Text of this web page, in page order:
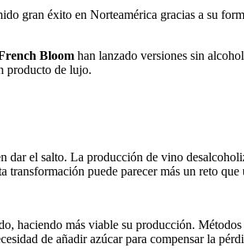
gran éxito en Norteamérica gracias a su
Bloom han lanzado versiones sin
producto de lujo.
dar el salto. La producción de vino
transformación puede parecer más un reto
haciendo más viable su producción.
de añadir azúcar para compensar la